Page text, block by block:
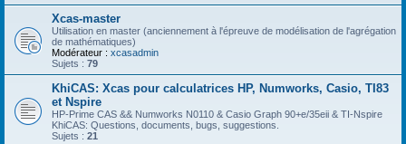
Xcas-master
Utilisation en master (anciennement à l'épreuve de modélisation de l'agrégation
de mathématiques)
Modérateur : xcasadmin
Sujets : 79
KhiCAS: Xcas pour calculatrices HP, Numworks, Casio, TI83
et Nspire
HP-Prime CAS && Numworks N0110 & Casio Graph 90+e/35eii & TI-Nspire
KhiCAS: Questions, documents, bugs, suggestions.
Sujets : 21